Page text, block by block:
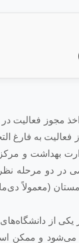
مجوز فعالیت
به فارغ
بهداشت و
در دو
(معمولاً
یکی از
می‌شود و